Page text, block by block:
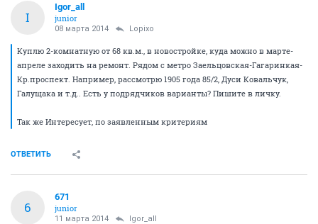
I
Igor_all
junior
08 марта 2014 Lopixo
Куплю 2-комнатную от 68 кв.м., в новостройке, куда можно в марте-
апреле заходить на ремонт. Рядом с метро Заельцовская-Гагаринкая-
Кр.проспект. Например, рассмотрю 1905 года 85/2, Дуси Ковальчук,
Галущака и т.д.. Есть у подрядчиков варианты? Пишите в личку.
Так же Интересует, по заявленным критериям
ОТВЕТИТЬ
6
671
junior
11 марта 2014 Igor_all